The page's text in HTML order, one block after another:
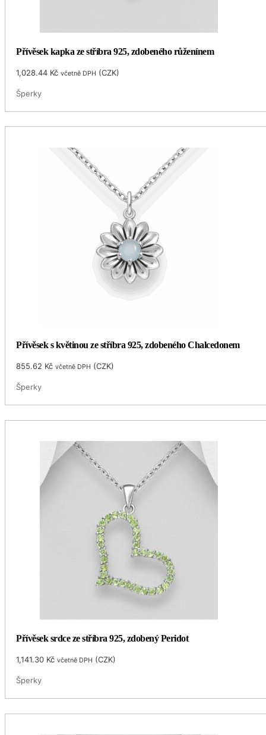
Přívěsek kapka ze stříbra 925, zdobeného růženínem
1,028.44 Kč včetně DPH (CZK)
Šperky
Přívěsek s květinou ze stříbra 925, zdobeného Chalcedonem
855.62 Kč včetně DPH (CZK)
Šperky
Přívěsek srdce ze stříbra 925, zdobený Peridot
1,141.30 Kč včetně DPH (CZK)
Šperky